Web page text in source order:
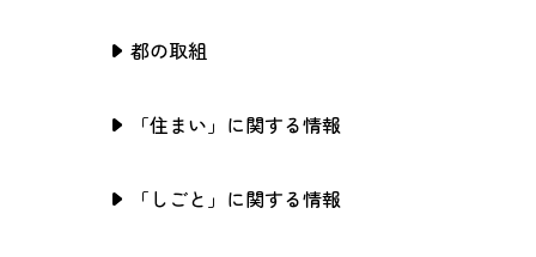
都の取組
「住まい」に関する情報
「しごと」に関する情報